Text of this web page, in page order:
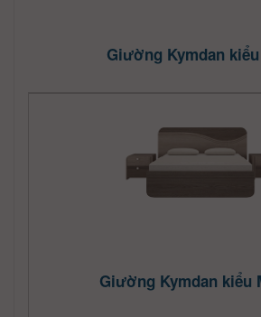
Giường Kymdan
Giường Kymdan kiểu